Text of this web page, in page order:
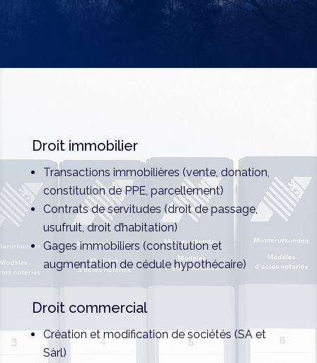
Droit immobilier
Transactions immobilières (vente, donation,
constitution de PPE, parcellement)
Contrats de servitudes (droit de passage,
usufruit, droit d’habitation)
Gages immobiliers (constitution et
augmentation de cédule hypothécaire)
Droit commercial
Création et modification de sociétés (SA et
Sàrl)